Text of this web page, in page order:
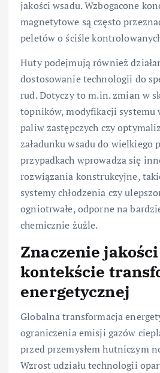
jakości wsadu. Wzbogacone
magnetytowe są często
peletów o ściśle
Huty podejmują również
dostosowanie technologii do
rud. Dotyczy to m.in. zmian w
topników, modyfikacji systemu
paliw zastępczych czy
załadunku wsadu do wielkiego
przypadkach wprowadza się
rozwiązania konstrukcyjne,
systemy chłodzenia czy
ogniotrwałe, odporne na
chemicznie żużle.
Znaczenie
kontekście
energetycznej
Globalna transformacja
ograniczenia emisji gazów
przed przemysłem hutniczym
Wzrost udziału technologii